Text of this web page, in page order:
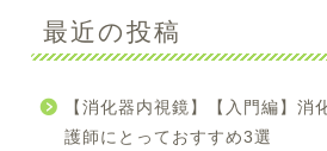
最近の投稿
【消化器内視鏡】【入門編】消
護師にとっておすすめ3選